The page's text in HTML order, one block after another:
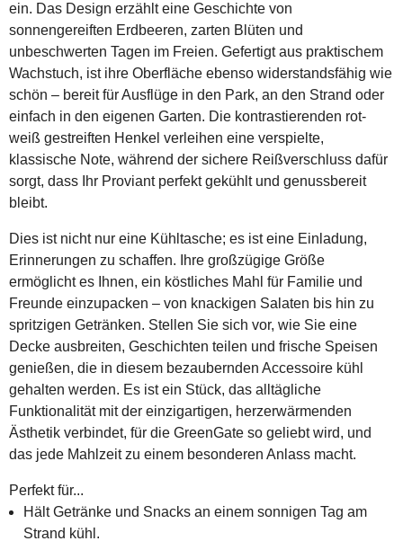
ein. Das Design erzählt eine Geschichte von
sonnengereiften Erdbeeren, zarten Blüten und
unbeschwerten Tagen im Freien. Gefertigt aus praktischem
Wachstuch, ist ihre Oberfläche ebenso widerstandsfähig wie
schön – bereit für Ausflüge in den Park, an den Strand oder
einfach in den eigenen Garten. Die kontrastierenden rot-
weiß gestreiften Henkel verleihen eine verspielte,
klassische Note, während der sichere Reißverschluss dafür
sorgt, dass Ihr Proviant perfekt gekühlt und genussbereit
bleibt.
Dies ist nicht nur eine Kühltasche; es ist eine Einladung,
Erinnerungen zu schaffen. Ihre großzügige Größe
ermöglicht es Ihnen, ein köstliches Mahl für Familie und
Freunde einzupacken – von knackigen Salaten bis hin zu
spritzigen Getränken. Stellen Sie sich vor, wie Sie eine
Decke ausbreiten, Geschichten teilen und frische Speisen
genießen, die in diesem bezaubernden Accessoire kühl
gehalten werden. Es ist ein Stück, das alltägliche
Funktionalität mit der einzigartigen, herzerwärmenden
Ästhetik verbindet, für die GreenGate so geliebt wird, und
das jede Mahlzeit zu einem besonderen Anlass macht.
Perfekt für...
Hält Getränke und Snacks an einem sonnigen Tag am
Strand kühl.